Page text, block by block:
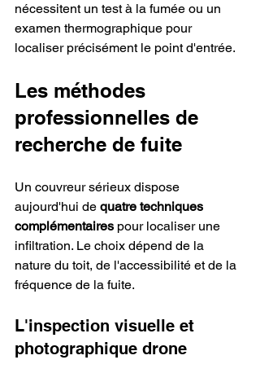
nécessitent un test à la fumée ou un
examen thermographique pour
localiser précisément le point d'entrée.
Les méthodes
professionnelles de
recherche de fuite
Un couvreur sérieux dispose
aujourd'hui de quatre techniques
complémentaires pour localiser une
infiltration. Le choix dépend de la
nature du toit, de l'accessibilité et de la
fréquence de la fuite.
L'inspection visuelle et
photographique drone